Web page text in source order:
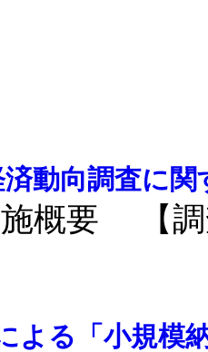
動向調査に
概要 【調
よる「小規模